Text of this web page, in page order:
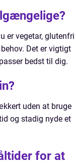
er vegetar, glutenfri
Det er vigtigt
bedst til dig.
uden at bruge
og stadig nyde et
for at